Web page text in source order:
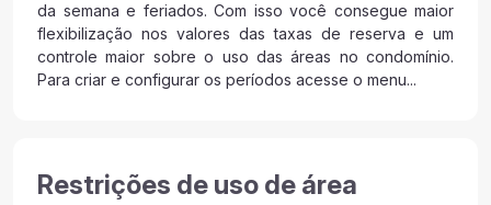
da semana e feriados. Com isso você consegue maior
flexibilização nos valores das taxas de reserva e um
controle maior sobre o uso das áreas no condomínio.
Para criar e configurar os períodos acesse o menu...
Restrições de uso de área